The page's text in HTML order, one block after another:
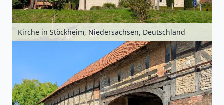
Kirche in Stöckheim, Niedersachsen, Deutschland